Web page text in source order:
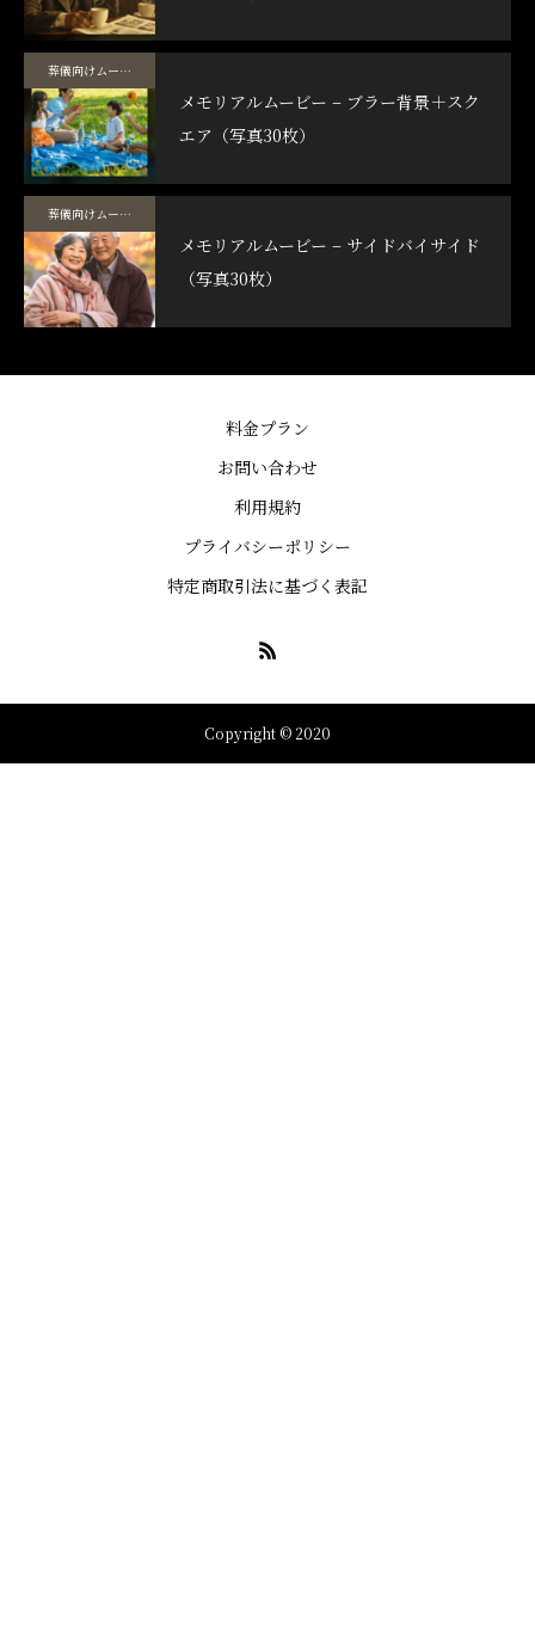
葬儀向けムービーテンプレート
メモリアルムービー – ブラー背景＋スク
エア（写真30枚）
葬儀向けムービーテンプレート
メモリアルムービー – サイドバイサイド
（写真30枚）
料金プラン
お問い合わせ
利用規約
プライバシーポリシー
特定商取引法に基づく表記
Copyright © 2020